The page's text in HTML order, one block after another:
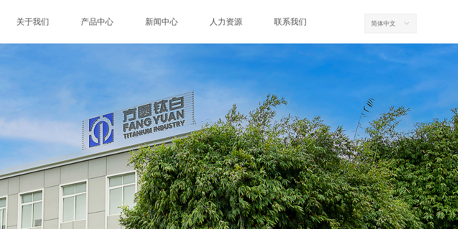
ꀅ
简体中文
关于我们 产品中心 新闻中心 人力资源 联系我们